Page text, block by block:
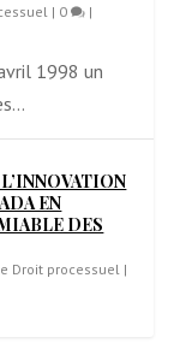
| 0 |
1998 un
EN
DES
Droit processuel |